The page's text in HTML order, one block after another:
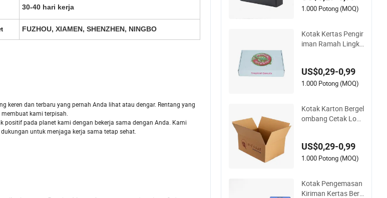
30-40 hari kerja
FUZHOU, XIAMEN, SHENZHEN, NINGBO
dan terbaru yang pernah Anda lihat atau dengar. Rentang yang
kami terpisah.
positif pada planet kami dengan bekerja sama dengan Anda. Kami
untuk menjaga kerja sama tetap sehat.
1.000 Potong (MOQ)
Kotak Kertas Pengir
iman Ramah Lingku
ardus Bergelomban
g
US$0,29-0,99
1.000 Potong (MOQ)
Kotak Karton Bergel
ombang Cetak Log
US$0,29-0,99
1.000 Potong (MOQ)
Kotak Pengemasan
Kiriman Kertas Berg